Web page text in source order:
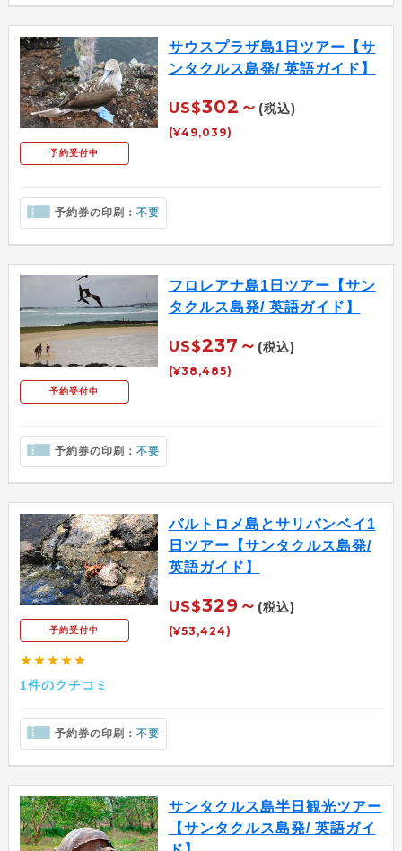
予約受付中
サウスプラザ島1日ツアー【サ
ンタクルス島発/ 英語ガイド】
US$302～ (税込)
(¥49,039)
予約券の印刷： 不要
予約受付中
フロレアナ島1日ツアー【サン
タクルス島発/ 英語ガイド】
US$237～ (税込)
(¥38,485)
予約券の印刷： 不要
予約受付中
★★★★★
1件のクチコミ
バルトロメ島とサリバンベイ1
日ツアー【サンタクルス島発/
英語ガイド】
US$329～ (税込)
(¥53,424)
予約券の印刷： 不要
サンタクルス島半日観光ツアー
【サンタクルス島発/ 英語ガイ